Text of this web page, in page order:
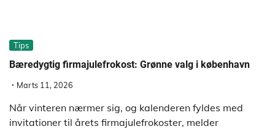
Tips
Bæredygtig firmajulefrokost: Grønne valg i københavn
Marts 11, 2026
Når vinteren nærmer sig, og kalenderen fyldes med
invitationer til årets firmajulefrokoster, melder